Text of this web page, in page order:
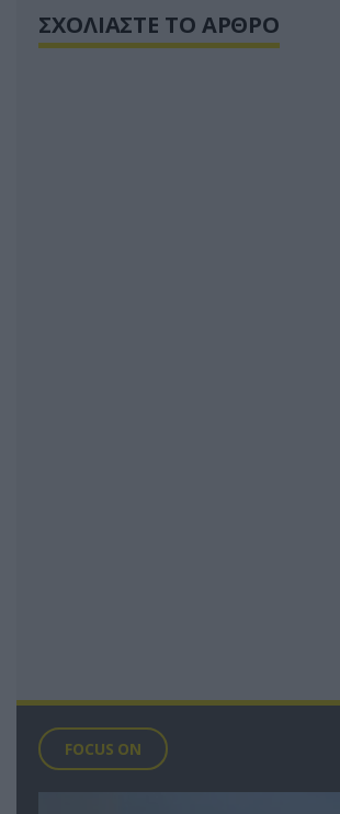
ΣΧΟΛΙΑΣΤΕ ΤΟ ΑΡΘΡΟ
FOCUS ON